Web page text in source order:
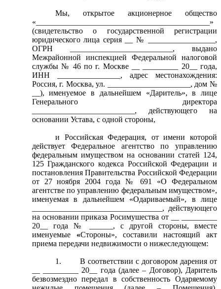
Мы, открытое акционерное общество
«____________________________________________»
(свидетельство о государственной регистрации
юридического лица серия __ № _________________,
ОГРН __________________________, выдано
Межрайонной инспекцией Федеральной налоговой
службы № 46 по г. Москве __ _________ 20__ года,
ИНН ________________, адрес местонахождения:
Россия, г. Москва, ул. _____________________, дом №
__), именуемое в дальнейшем «Даритель», в лице
Генерального директора
__________________________, действующего на
основании Устава, с одной стороны,
и Российская Федерация, от имени которой
действует Федеральное агентство по управлению
федеральным имуществом на основании статей 124,
125 Гражданского кодекса Российской Федерации и
постановления Правительства Российской Федерации
от 27 ноября 2004 года № 691 «О Федеральном
агентстве по управлению федеральным имуществом»,
именуемая в дальнейшем «Одариваемый», в лице
_________________________________, действующего
на основании приказа Росимушества от __ _________
20__ года № ______, с другой стороны, вместе
именуемые «Стороны», составили настоящий акт
приема передачи недвижимости о нижеследующем:
1.
В соответствии с договором дарения от
__ _________ 20__ года (далее – Договор), Даритель
безвозмездно передал в собственность Одаряемому